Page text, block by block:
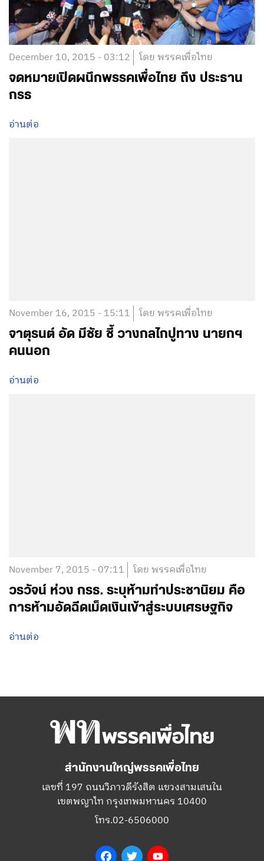
December 10, 2015 - 03:12 โดย พรรคเพื่อไทย
จดหมายเปิดผนึกพรรคเพื่อไทย ถึง ประธาน
กรธ
อ่านต่อ
November 16, 2015 - 15:11 โดย พรรคเพื่อไทย
จาตุรนต์ อัด มีชัย ชี้ วางกลไกปูทาง นายกฯ
คนนอก
อ่านต่อ
November 7, 2015 - 07:11 โดย พรรคเพื่อไทย
วรวัจน์ ห่วง กรธ. ระบุห้ามทำประชานิยม คือ
การห้ามอัดฉีดเม็ดเงินเข้าสู่ระบบเศรษฐกิจ
อ่านต่อ
สำนักงานใหญ่พรรคเพื่อไทย
เลขที่ 197 ถนนวิภาวดีรังสิต แขวงสามเสนใน
เขตพญาไท กรุงเทพมหานคร 10400
โทร.02-6506000
FacebookTwitter